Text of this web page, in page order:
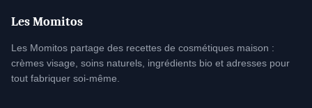
Les Momitos
Les Momitos partage des recettes de cosmétiques maison :
crèmes visage, soins naturels, ingrédients bio et adresses pour
tout fabriquer soi-même.